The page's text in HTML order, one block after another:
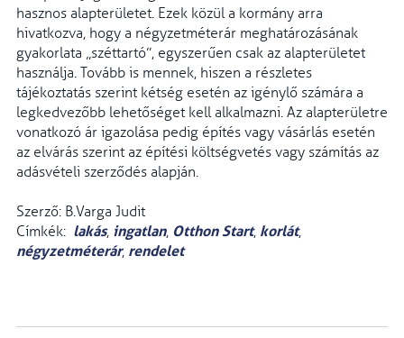
hasznos alapterületet. Ezek közül a kormány arra
hivatkozva, hogy a négyzetméterár meghatáro­zásának
gyakorlata „széttartó”, egyszerűen csak az alapterületet
használja. Tovább is mennek, hiszen a részletes
tájékoztatás szerint kétség esetén az igénylő számára a
legked­vezőbb lehetőséget kell alkalmazni. Az alapterületre
vonatkozó ár igazolása pedig építés vagy vásárlás ese­tén
az elvárás szerint az építési költségvetés vagy számítás az
adásvételi szerződés alapján.
Szerző: B.Varga Judit
Címkék: lakás, ingatlan, Otthon Start, korlát,
négyzetméterár, rendelet